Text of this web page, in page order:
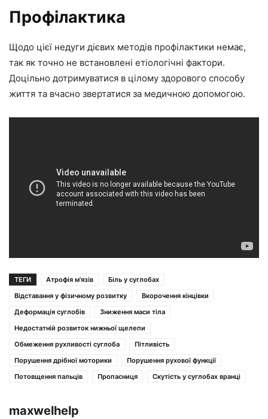
Профілактика
Щодо цієї недуги дієвих методів профілактики немає,
так як точно не встановлені етіологічні фактори.
Доцільно дотримуватися в цілому здорового способу
життя та вчасно звертатися за медичною допомогою.
ТЕГИ Атрофія м'язів
Біль у суглобах
Відставання у фізичному розвитку
Вкорочення кінцівки
Деформація суглобів
Зниження маси тіла
Недостатній розвиток нижньої щелепи
Обмеження рухливості суглоба
Пітливість
Порушення дрібної моторики
Порушення рухової функції
Потовщення пальців
Пропасниця Скутість у суглобах вранці
maxwelhelp